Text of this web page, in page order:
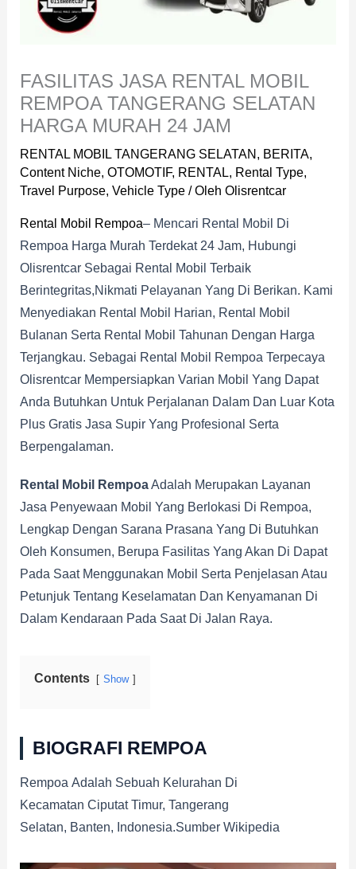
FASILITAS JASA RENTAL MOBIL
REMPOA TANGERANG SELATAN
HARGA MURAH 24 JAM
RENTAL MOBIL TANGERANG SELATAN , BERITA,
Content Niche, OTOMOTIF, RENTAL, Rental Type,
Travel Purpose, Vehicle Type/ Oleh Olisrentcar
Rental Mobil Rempoa– Mencari Rental Mobil Di
Rempoa Harga Murah Terdekat 24 Jam, Hubungi
Olisrentcar Sebagai Rental Mobil Terbaik
Berintegritas,nikmati Pelayanan Yang Di Berikan. Kami
Menyediakan Rental Mobil Harian, Rental Mobil
Bulanan Serta Rental Mobil Tahunan Dengan Harga
Terjangkau. Sebagai Rental Mobil Rempoa Terpecaya
Olisrentcar Mempersiapkan Varian Mobil Yang Dapat
Anda Butuhkan Untuk Perjalanan Dalam Dan Luar Kota
Plus Gratis Jasa Supir Yang Profesional Serta
Berpengalaman.
Rental Mobil RempoaAdalah Merupakan Layanan
Jasa Penyewaan Mobil Yang Berlokasi Di Rempoa,
Lengkap Dengan Sarana Prasana Yang Di Butuhkan
Oleh Konsumen, Berupa Fasilitas Yang Akan Di Dapat
Pada Saat Menggunakan Mobil Serta Penjelasan Atau
Petunjuk Tentang Keselamatan Dan Kenyamanan Di
Dalam Kendaraan Pada Saat Di Jalan Raya.
Contents Show
BIOGRAFI REMPOA
Rempoa Adalah Sebuah Kelurahan Di
Kecamatan Ciputat Timur, Tangerang
Selatan, Banten, Indonesia.sumber Wikipedia